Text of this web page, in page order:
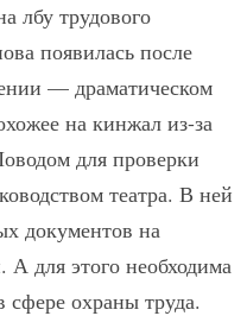
лбу трудового
появилась после
— драматическом
на кинжал из-за
для проверки
театра. В ней
документов на
для этого необходима
охраны труда.